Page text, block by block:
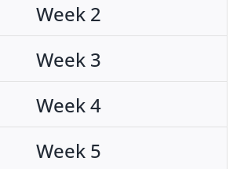
Week 2
Week 3
Week 4
Week 5